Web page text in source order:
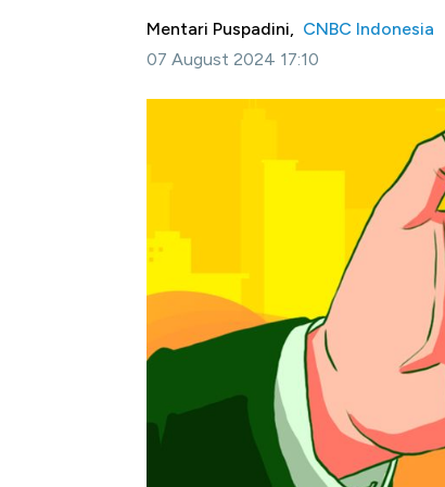
Mentari Puspadini, CNBC Indonesia
07 August 2024 17:10